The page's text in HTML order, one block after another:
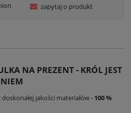
zapytaj o produkt
NA PREZENT - KRÓL JEST
jakości materiałów - 100 %